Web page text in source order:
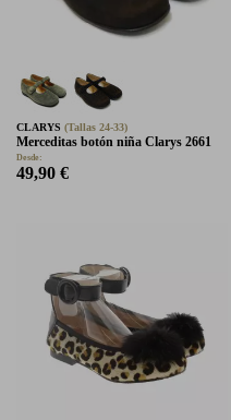
CLARYS (Tallas 24-33)
Merceditas botón niña Clarys 2661
Desde:
49,90 €